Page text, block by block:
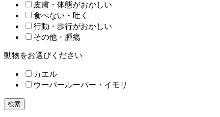
皮膚・体態がおかしい
食べない・吐く
行動・歩行がおかしい
その他・腫瘍
動物をお選びください
カエル
ウーパールーパー・イモリ
検索